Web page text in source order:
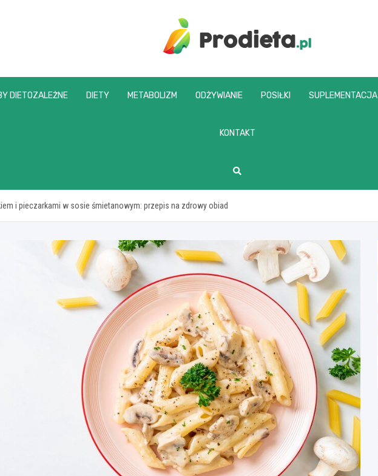
prodieta.pl
DIETOZALEŻNE DIETY METABOLIZM ODŻYWIANIE POSIŁKI SUPLEMENTACJA
KONTAKT
i pieczarkami w sosie śmietanowym: przepis na zdrowy obiad